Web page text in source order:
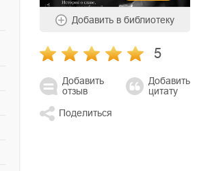
Добавить в библиотеку
5
Добавить
отзыв
Добавить
цитату
Поделиться